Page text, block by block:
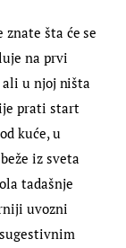
znate šta će se
na prvi
u njoj ništa
prati start
kuće, u
iz sveta
tadašnje
uvozni